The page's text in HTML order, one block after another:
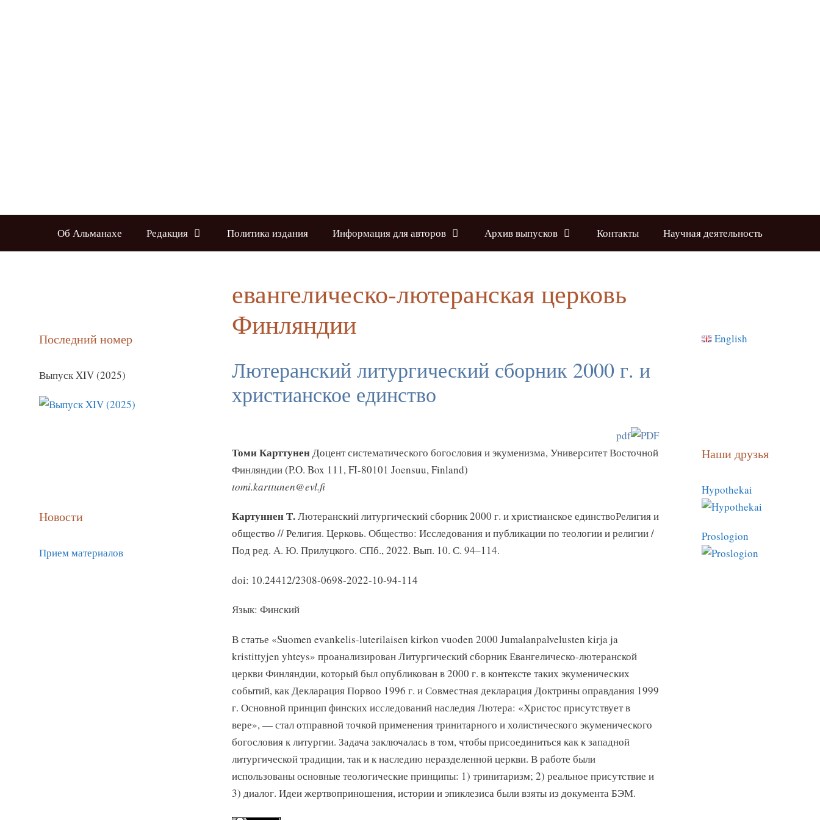
Об Альманахе Редакция Политика издания Информация для авторов Архив выпусков Контакты Научная деятельность
евангелическо-лютеранская церковь
Финляндии
Лютеранский литургический сборник 2000 г. и
христианское единство
pdf
Томи КарттуненДоцент систематического богословия и экуменизма, Университет Восточной
Финляндии (P.O. Box 111, FI-80101 Joensuu, Finland)
tomi.karttunen@evl.fi
Картуннен Т.Лютеранский литургический сборник 2000 г. и христианское единствоРелигия и
общество // Религия. Церковь. Общество: Исследования и публикации по теологии и религии /
Под ред. А. Ю. Прилуцкого. СПб., 2022. Вып. 10. С. 94–114.
doi: 10.24412/2308-0698-2022-10-94-114
Язык: Финский
В статье «Suomen evankelis-luterilaisen kirkon vuoden 2000 Jumalanpalvelusten kirja ja
kristittyjen yhteys» проанализирован Литургический сборник Евангелическо-лютеранской
церкви Финляндии, который был опубликован в 2000 г. в контексте таких экуменических
событий, как Декларация Порвоо 1996 г. и Совместная декларация Доктрины оправдания 1999
г. Основной принцип финских исследований наследия Лютера: «Христос присутствует в
вере», — стал отправной точкой применения тринитарного и холистического экуменического
богословия к литургии. Задача заключалась в том, чтобы присоединиться как к западной
литургической традиции, так и к наследию неразделенной церкви. В работе были
использованы основные теологические принципы: 1) тринитаризм; 2) реальное присутствие и
3) диалог. Идеи жертвоприношения, истории и эпиклезиса были взяты из документа БЭМ.
Последний номер
Выпуск XIV (2025)
Новости
Прием материалов
English
Наши друзья
Hypothekai
Proslogion